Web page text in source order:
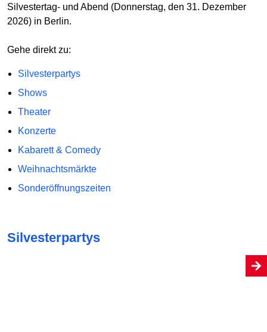
Silvestertag- und Abend (Donnerstag, den 31. Dezember
2026) in Berlin.
Gehe direkt zu:
Silvesterpartys
Shows
Theater
Konzerte
Kabarett & Comedy
Weihnachtsmärkte
Sonderöffnungszeiten
Silvesterpartys